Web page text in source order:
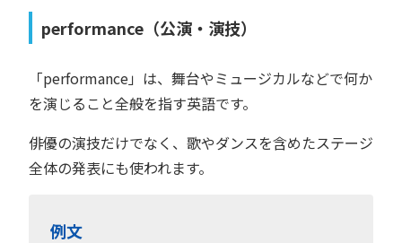
performance（公演・演技）
「performance」は、舞台やミュージカルなどで何か
を演じること全般を指す英語です。
俳優の演技だけでなく、歌やダンスを含めたステージ
全体の発表にも使われます。
例文